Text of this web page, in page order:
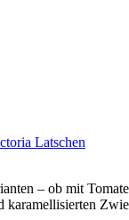
Latschen
– ob mit
karamellisierten